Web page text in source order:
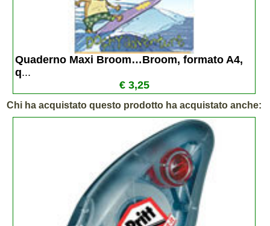
Quaderno Maxi Broom…Broom, formato A4,
q...
€ 3,25
Chi ha acquistato questo prodotto ha acquistato anche: